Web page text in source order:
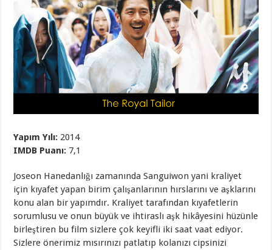
Yapım Yılı: 2014
IMDB Puanı: 7,1
Joseon Hanedanlığı zamanında Sanguiwon yani kraliyet
için kıyafet yapan birim çalışanlarının hırslarını ve aşklarını
konu alan bir yapımdır. Kraliyet tarafından kıyafetlerin
sorumlusu ve onun büyük ve ihtiraslı aşk hikâyesini hüzünle
birleştiren bu film sizlere çok keyifli iki saat vaat ediyor.
Sizlere önerimiz mısırınızı patlatıp kolanızı cipsinizi